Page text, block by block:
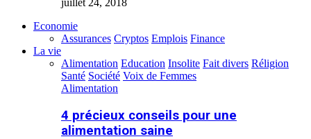
juillet 24, 2018
Economie
Assurances Cryptos Emplois Finance
La vie
Alimentation Education Insolite Fait divers Réligion
Santé Société Voix de Femmes
Alimentation
4 précieux conseils pour une
alimentation saine